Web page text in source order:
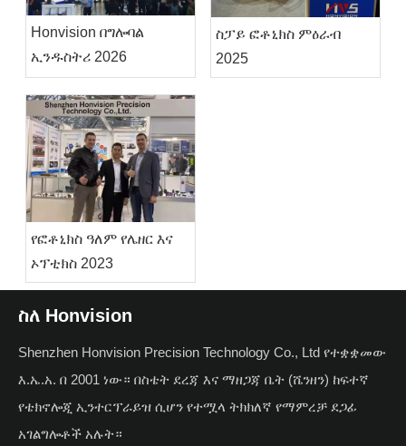
Honvision በግሎባል
ኢንዱስትሪ 2026
ስፓይ ፎቶኒክስ ምዕራብ
2025
የፎቶኒክስ ዓለም የሌዘር እና
ኦፕቲክስ 2023
ስለ Honvision
Shenzhen Honvision Precision Technology Co., Ltd የተቋቋመው
እ.ኤ.አ. በ 2001 ነው። በስቴት ደረጃ እና ማዘጋጃ ቤት (ሼንዘን) ከፍተኛ
የቴክኖሎጂ ኢንተርፕራይዝ ሲሆን የተሟላ ትክክለኛ የማምረቻ ደጋፊ
አገልግሎቶች አሉት።